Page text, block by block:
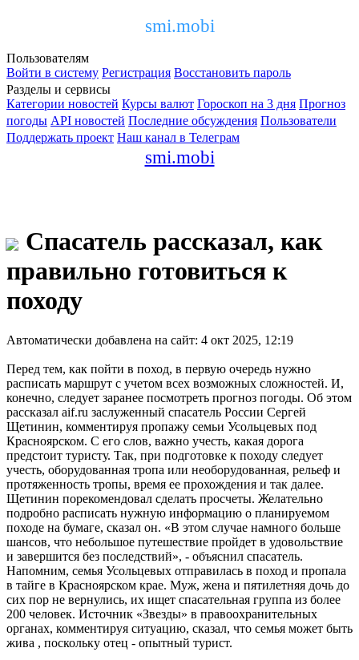
smi.mobi
Пользователям
Войти в систему Регистрация Восстановить пароль
Разделы и сервисы
Категории новостей Курсы валют Гороскоп на 3 дня Прогноз
погоды API новостей Последние обсуждения Пользователи
Поддержать проект Наш канал в Телеграм
smi.mobi
Спасатель рассказал, как
правильно готовиться к
походу
Автоматически добавлена на сайт: 4 окт 2025, 12:19
Перед тем, как пойти в поход, в первую очередь нужно
расписать маршрут с учетом всех возможных сложностей. И,
конечно, следует заранее посмотреть прогноз погоды. Об этом
рассказал aif.ru заслуженный спасатель России Сергей
Щетинин, комментируя пропажу семьи Усольцевых под
Красноярском. С его слов, важно учесть, какая дорога
предстоит туристу. Так, при подготовке к походу следует
учесть, оборудованная тропа или необорудованная, рельеф и
протяженность тропы, время ее прохождения и так далее.
Щетинин порекомендовал сделать просчеты. Желательно
подробно расписать нужную информацию о планируемом
походе на бумаге, сказал он. «В этом случае намного больше
шансов, что небольшое путешествие пройдет в удовольствие
и завершится без последствий», - объяснил спасатель.
Напомним, семья Усольцевых отправилась в поход и пропала
в тайге в Красноярском крае. Муж, жена и пятилетняя дочь до
сих пор не вернулись, их ищет спасательная группа из более
200 человек. Источник «Звезды» в правоохранительных
органах, комментируя ситуацию, сказал, что семья может быть
жива , поскольку отец - опытный турист.